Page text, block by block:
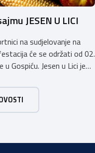
JESEN U LICI
na sudjelovanje na
će se održati od 02.
Gospiću. Jesen u Lici je
gospodarsku,
području Ličko-senjske
[…]